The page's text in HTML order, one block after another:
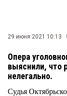
29 июня 2021 10:13
Опера
выяснили, что
нелегально.
Судья